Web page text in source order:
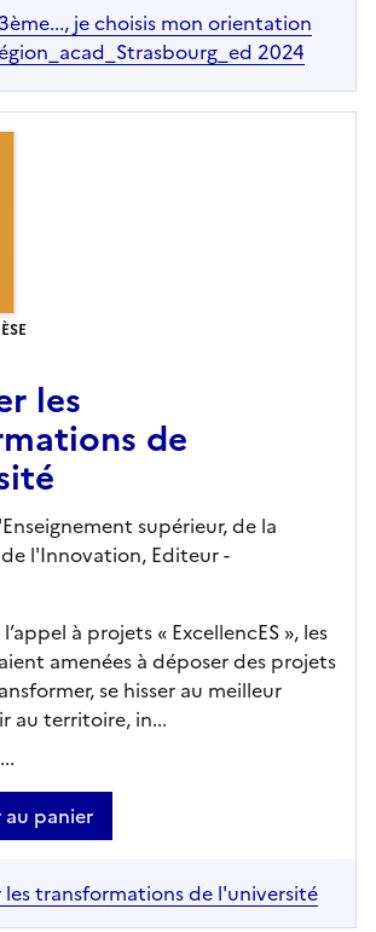
je choisis mon orientation
2024
les
de
supérieur, de la
l'Innovation, Editeur-
à projets « ExcellencES », les
amenées à déposer des projets
se hisser au meilleur
au territoire, in...
panier
les transformations de l'université